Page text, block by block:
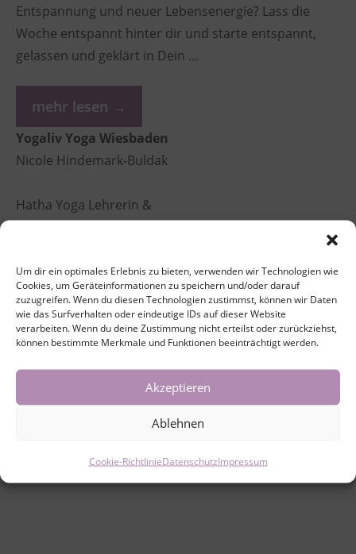
Um dir ein optimales Erlebnis zu bieten, verwenden wir Technologien wie
Cookies, um Geräteinformationen zu speichern und/oder darauf
zuzugreifen. Wenn du diesen Technologien zustimmst, können wir Daten
wie das Surfverhalten oder eindeutige IDs auf dieser Website
verarbeiten. Wenn du deine Zustimmung nicht erteilst oder zurückziehst,
können bestimmte Merkmale und Funktionen beeinträchtigt werden.
Akzeptieren
Ablehnen
Cookie-RichtlinieDatenschutzImpressum
Entspannung und neuer Lebensenergie? Lass die
Woche entspannt hinter dir und starte entspannt,
gelassen und geklärt in Dein …
mehr lesen →
Yogaliv Yoga Wiesbaden
Nicole Hindemark-Buldak
Hatha Yoga Lehrerin &
Yoga Coach (500h AYA)
info@yogaliv.de
0177 8752436